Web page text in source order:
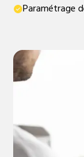
Paramétrage